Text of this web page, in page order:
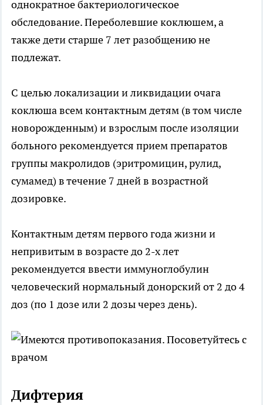
однократное бактериологическое
обследование. Переболевшие коклюшем, а
также дети старше 7 лет разобщению не
подлежат.
С целью локализации и ликвидации очага
коклюша всем контактным детям (в том числе
новорожденным) и взрослым после изоляции
больного рекомендуется прием препаратов
группы макролидов (эритромицин, рулид,
сумамед) в течение 7 дней в возрастной
дозировке.
Контактным детям первого года жизни и
непривитым в возрасте до 2-х лет
рекомендуется ввести иммуноглобулин
человеческий нормальный донорский от 2 до 4
доз (по 1 дозе или 2 дозы через день).
Дифтерия